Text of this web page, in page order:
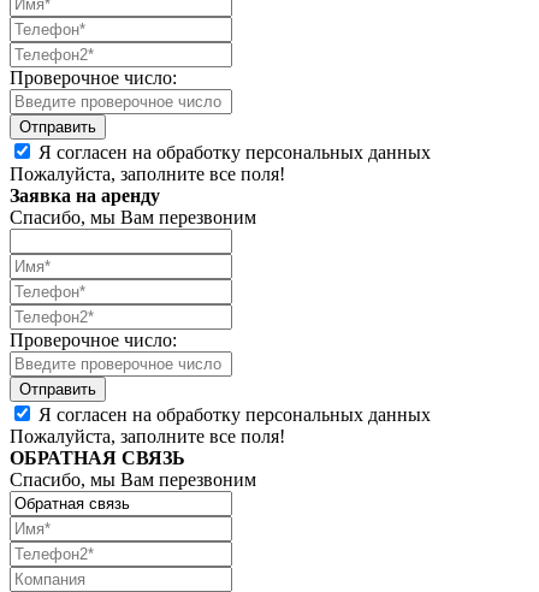
Проверочное число:
Я согласен на обработку персональных данных
Пожалуйста, заполните все поля!
Заявка на аренду
Спасибо, мы Вам перезвоним
Проверочное число:
Я согласен на обработку персональных данных
Пожалуйста, заполните все поля!
ОБРАТНАЯ СВЯЗЬ
Спасибо, мы Вам перезвоним